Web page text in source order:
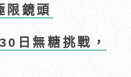
限鏡頭
日無糖挑戰，